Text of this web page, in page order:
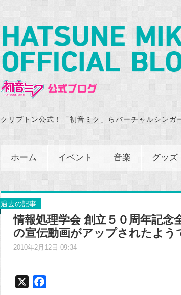
クリプトン公式！「初音ミク」らバーチャルシンガ
ホーム イベント 音楽 グッズ
過去の記事
情報処理学会 創立５０周年記念
の宣伝動画がアップされたよう
2010年2月12日 09:34